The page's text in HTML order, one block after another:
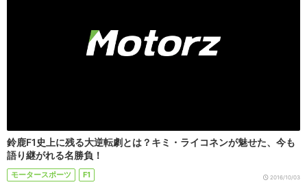
鈴鹿F1史上に残る大逆転劇とは？キミ・ライコネンが魅せた、今も
語り継がれる名勝負！
モータースポーツ F1 2016/10/03